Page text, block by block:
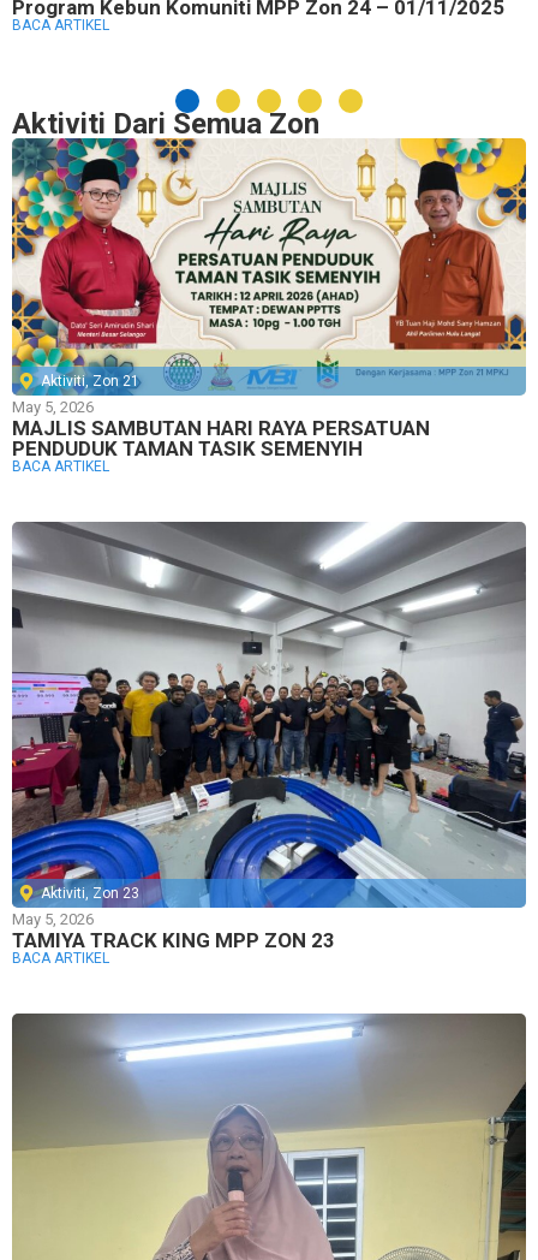
Program Kebun Komuniti MPP Zon 24 – 01/11/2025
BACA ARTIKEL
Aktiviti Dari Semua Zon
Aktiviti,Zon 21
May 5, 2026
MAJLIS SAMBUTAN HARI RAYA PERSATUAN
PENDUDUK TAMAN TASIK SEMENYIH
BACA ARTIKEL
Aktiviti, Zon 23
May 5, 2026
TAMIYA TRACK KING MPP ZON 23
BACA ARTIKEL